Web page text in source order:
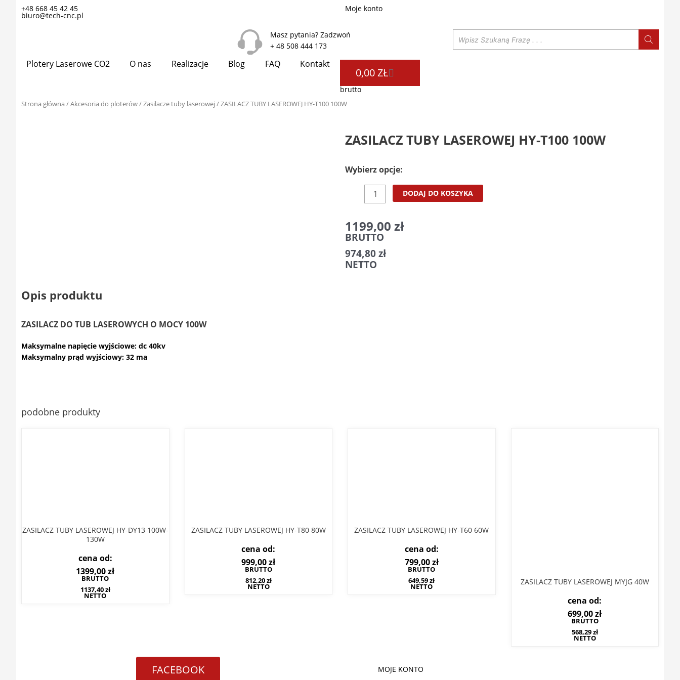
Przejdź+48 668 45 42 45
biuro@tech-cnc.pl
Moje konto
Masz pytania? Zadzwoń
+ 48 508 444 173
Wyszukiwarka
produktów
Plotery Laserowe CO2 O nas Realizacje Blog FAQ Kontakt
0,00ZŁWÓZEK
brutto
Strona główna/Akcesoria do ploterów/Zasilacze tuby laserowej/ ZASILACZ TUBY LASEROWEJ HY-T100 100W
ZASILACZ TUBY LASEROWEJ HY-T100 100W
Wybierz opcje:
ZASILACZ
LASEROWEJ
HY-
100W
DODAJ DO KOSZYKA
1199,00 zł
BRUTTO
974,80zł
NETTO
Opis produktu
ZASILACZ DO TUB LASEROWYCH O MOCY 100W
Maksymalne napięcie wyjściowe: dc 40kv
Maksymalny prąd wyjściowy: 32 ma
podobne produkty
ZASILACZ TUBY LASEROWEJ HY-DY13 100W-
130W
cena od:
1399,00zł
BRUTTO
1137,40zł
NETTO
ZASILACZ TUBY LASEROWEJ HY-T80 80W
cena od:
999,00zł
BRUTTO
812,20zł
NETTO
ZASILACZ TUBY LASEROWEJ HY-T60 60W
cena od:
799,00zł
BRUTTO
649,59zł
NETTO
ZASILACZ TUBY LASEROWEJ MYJG 40W
cena od:
699,00zł
BRUTTO
568,29zł
NETTO
FACEBOOK MOJE KONTO